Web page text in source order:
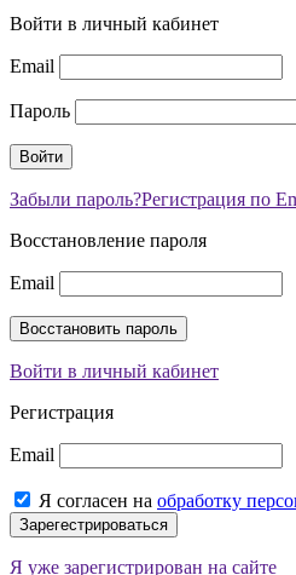
Войти в личный кабинет
Email
Пароль
Забыли пароль?Регистрация по
Восстановление пароля
Email
Войти в личный кабинет
Регистрация
Email
Я согласен на обработку
Я уже зарегистрирован на сайте